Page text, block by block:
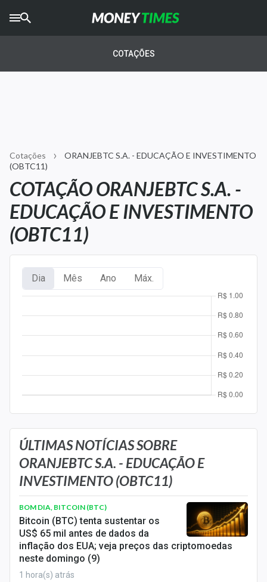
AGROTIMES
Newsletters
Money Trader
Anuncie
Newsletters
Carteiras Recomendadas
Central dos IPOs
Renda Fixa
Finanças Pessoais
Mercados
Economia
Empresas
COTAÇÕES
Cotações
ORANJEBTC S.A. - EDUCAÇÃO E INVESTIMENTO
(OBTC11)
COTAÇÃO ORANJEBTC S.A. -
EDUCAÇÃO E INVESTIMENTO
(OBTC11)
Dia Mês Ano Máx.
ÚLTIMAS NOTÍCIAS SOBRE
ORANJEBTC S.A. - EDUCAÇÃO E
INVESTIMENTO (OBTC11)
BOM DIA, BITCOIN (BTC)
Bitcoin (BTC) tenta sustentar os
US$ 65 mil antes de dados da
inflação dos EUA; veja preços das criptomoedas
neste domingo (9)
1 hora(s) atrás